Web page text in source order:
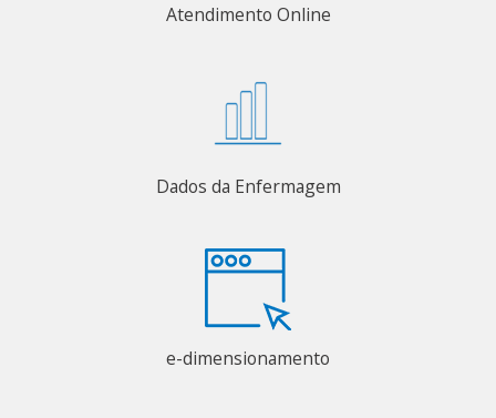
Atendimento Online
Dados da Enfermagem
e-dimensionamento